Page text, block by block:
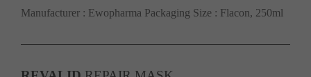
Manufacturer : Ewopharma Packaging Size : Flacon, 250ml